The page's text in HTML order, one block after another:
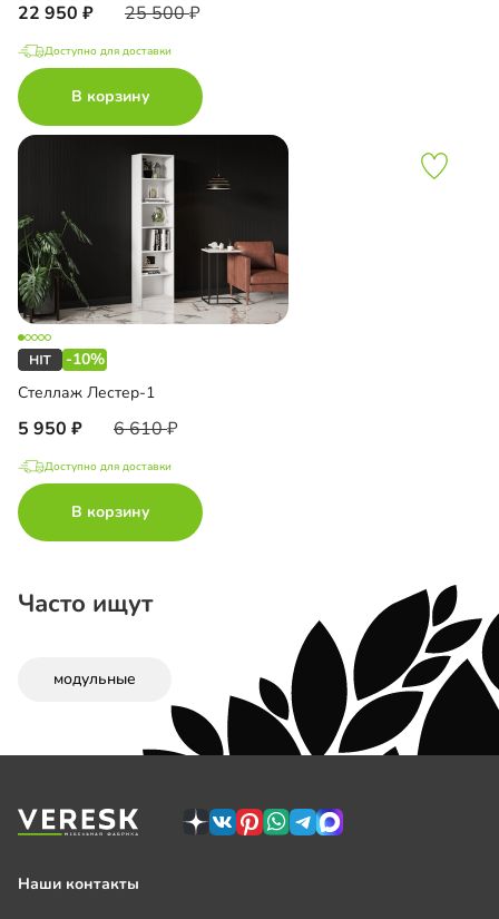
22 950 25 500
Доступно для доставки
В корзину
-10%
Стеллаж Лестер-1
5 950 6 610
Доступно для доставки
В корзину
Часто ищут
модульные
Наши контакты